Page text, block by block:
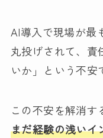
AI導入で現場が最
丸投げされて、責
いか」という不安
この不安を解消す
まだ経験の浅いイ